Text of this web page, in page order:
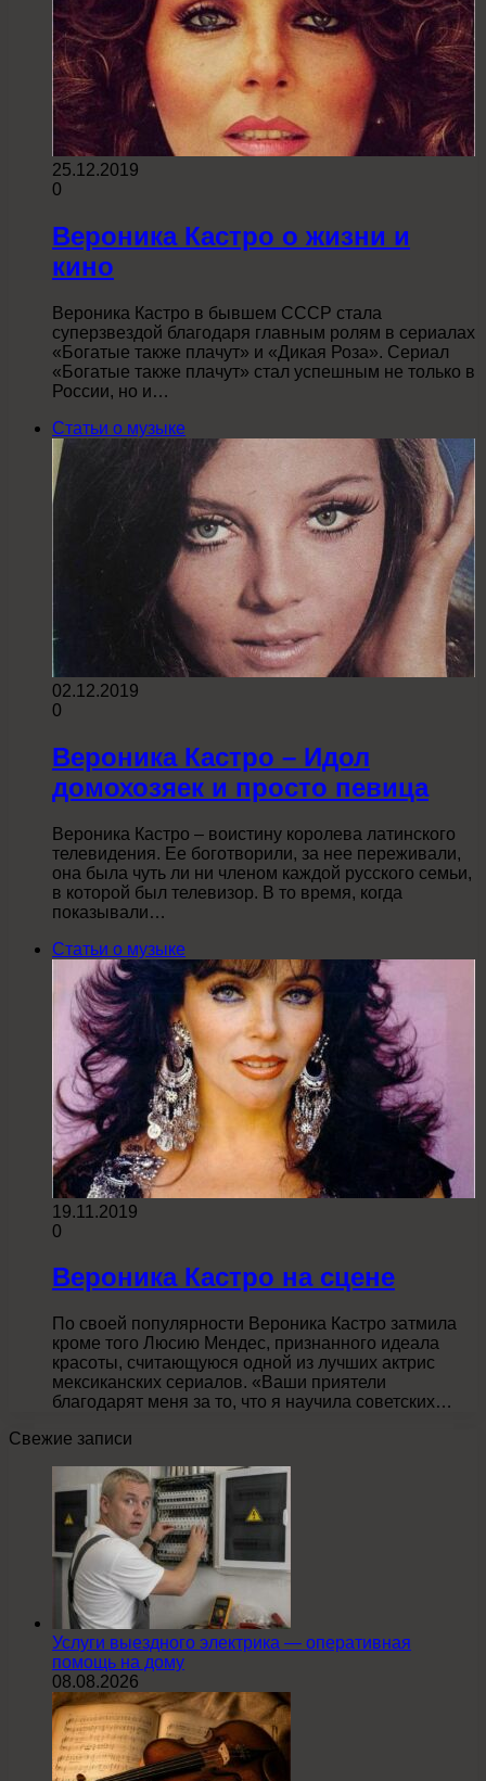
25.12.2019
0
Вероника Кастро о жизни и
кино
Вероника Кастро в бывшем СССР стала
суперзвездой благодаря главным ролям в сериалах
«Богатые также плачут» и «Дикая Роза». Сериал
«Богатые также плачут» стал успешным не только в
России, но и…
Статьи о музыке
02.12.2019
0
Вероника Кастро – Идол
домохозяек и просто певица
Вероника Кастро – воистину королева латинского
телевидения. Ее боготворили, за нее переживали,
она была чуть ли ни членом каждой русского семьи,
в которой был телевизор. В то время, когда
показывали…
Статьи о музыке
19.11.2019
0
Вероника Кастро на сцене
По своей популярности Вероника Кастро затмила
кроме того Люсию Мендес, признанного идеала
красоты, считающуюся одной из лучших актрис
мексиканских сериалов. «Ваши приятели
благодарят меня за то, что я научила советских…
Свежие записи
Услуги выездного электрика — оперативная
помощь на дому
08.08.2026